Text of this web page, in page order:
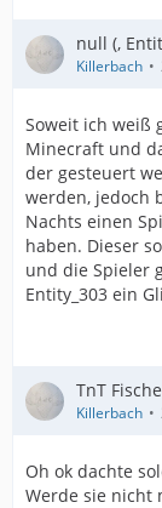
null (,
Killerbach
Soweit ich weiß
Minecraft und
der gesteuert
werden, jedoch
Nachts einen
haben. Dieser
und die Spieler
Entity_303 ein
TnT
Killerbach
Oh ok dachte
Werde sie nicht